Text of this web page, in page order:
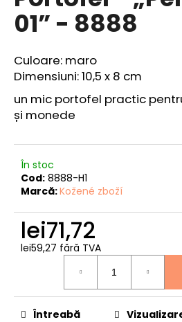
este
0,0
5
stele.
01” - 8888
Culoare: maro
Dimensiuni: 10,5 x 8 cm
un mic portofel practic
și monede
În stoc
Cod: 8888-H1
Marcă:Kožené zboží
lei71,72
lei59,27 fără TVA
Întreabă
V
ă
e
c
m
a
n
d
ă
m
PORTOFELUL
11”